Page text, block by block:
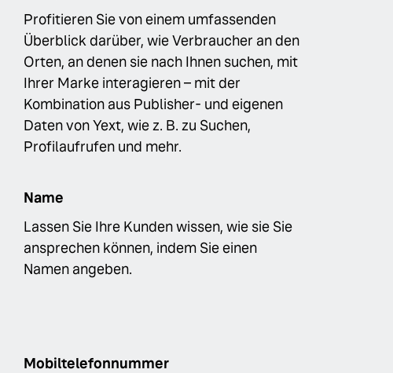
Profitieren Sie von einem umfassenden
Überblick darüber, wie Verbraucher an den
Orten, an denen sie nach Ihnen suchen, mit
Ihrer Marke interagieren – mit der
Kombination aus Publisher- und eigenen
Daten von Yext, wie z. B. zu Suchen,
Profilaufrufen und mehr.
Name
Lassen Sie Ihre Kunden wissen, wie sie Sie
ansprechen können, indem Sie einen
Namen angeben.
Mobiltelefonnummer